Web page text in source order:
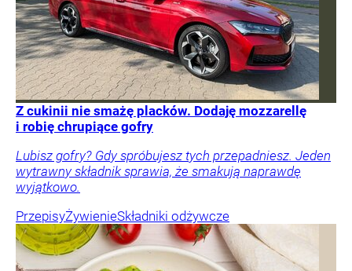
Z cukinii nie smażę placków. Dodaję mozzarellę
i robię chrupiące gofry
Lubisz gofry? Gdy spróbujesz tych przepadniesz. Jeden
wytrawny składnik sprawia, że smakują naprawdę
wyjątkowo.
PrzepisyŻywienieSkładniki odżywcze